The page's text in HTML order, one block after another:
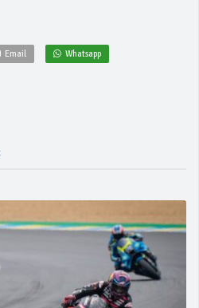
Email Whatsapp